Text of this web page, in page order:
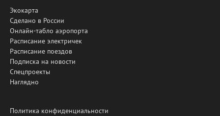
Экокарта
Сделано в России
Онлайн-табло аэропорта
Расписание электричек
Расписание поездов
Подписка на новости
Спецпроекты
Наглядно
Политика конфиденциальности